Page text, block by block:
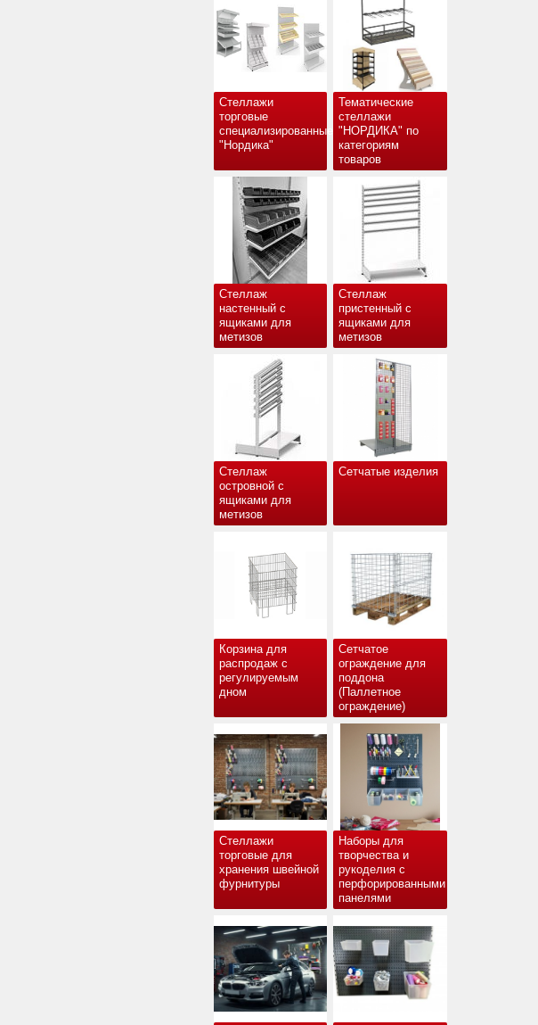
Стеллажи
торговые
специализированные
"Нордика"
Тематические
стеллажи
"НОРДИКА" по
категориям
товаров
Стеллаж
настенный с
ящиками для
метизов
Стеллаж
пристенный с
ящиками для
метизов
Стеллаж
островной с
ящиками для
метизов
Сетчатые изделия
Корзина для
распродаж с
регулируемым
дном
Сетчатое
ограждение для
поддона
(Паллетное
ограждение)
Стеллажи
торговые для
хранения швейной
фурнитуры
Наборы для
творчества и
рукоделия с
перфорированными
панелями